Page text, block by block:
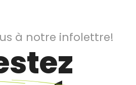
à notre infolettre!